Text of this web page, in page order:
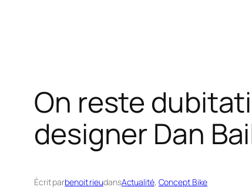
On reste
designer Dan
Écrit parbenoit rieudansActualité, Concept Bike